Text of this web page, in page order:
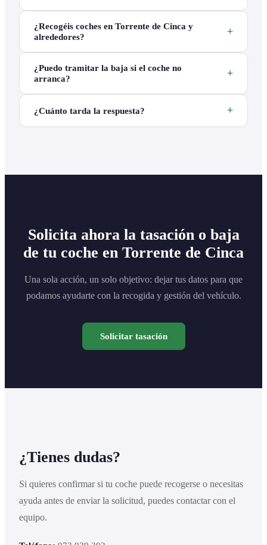
¿Recogéis coches en Torrente de Cinca y
alrededores?
¿Puedo tramitar la baja si el coche no
arranca?
¿Cuánto tarda la respuesta?
Solicita ahora la tasación o baja
de tu coche en Torrente de Cinca
Una sola acción, un solo objetivo: dejar tus datos para que
podamos ayudarte con la recogida y gestión del vehículo.
Solicitar tasación
¿Tienes dudas?
Si quieres confirmar si tu coche puede recogerse o necesitas
ayuda antes de enviar la solicitud, puedes contactar con el
equipo.